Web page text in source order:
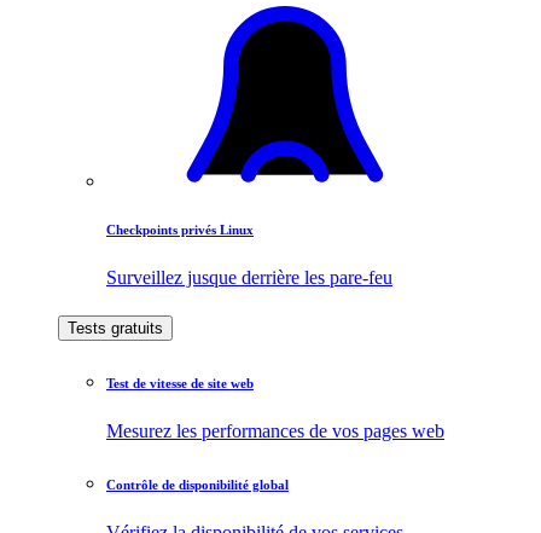
Checkpoints privés Linux
Surveillez jusque derrière les pare-feu
Tests gratuits
Test de vitesse de site web
Mesurez les performances de vos pages web
Contrôle de disponibilité global